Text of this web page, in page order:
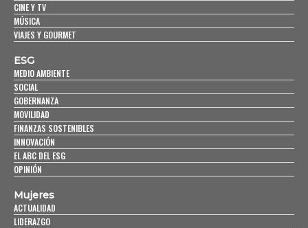
CINE Y TV
MÚSICA
VIAJES Y GOURMET
ESG
MEDIO AMBIENTE
SOCIAL
GOBERNANZA
MOVILIDAD
FINANZAS SOSTENIBLES
INNOVACIÓN
EL ABC DEL ESG
OPINIÓN
Mujeres
ACTUALIDAD
LIDERAZGO